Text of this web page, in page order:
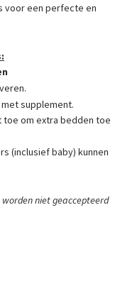
voor een perfecte en
supplement.
toe om extra bedden toe
(inclusief baby) kunnen
niet geaccepteerd